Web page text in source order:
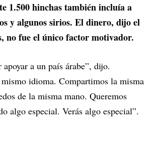
1.500 hinchas también incluía a
y algunos sirios. El dinero, dijo el
no fue el único factor motivador.
apoyar a un país árabe”, dijo.
idioma. Compartimos la misma
de la misma mano. Queremos
algo especial. Verás algo especial”.